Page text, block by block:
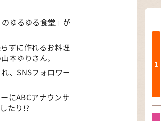
ゆるゆる食堂』が
ずに作れるお料理
本ゆりさん。
、SNSフォロワー
にABCアナウンサ
たり!?